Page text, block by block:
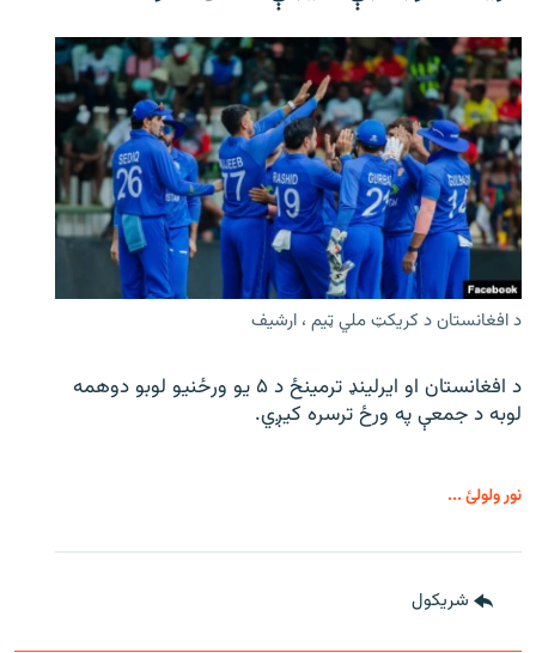
د افغانستان د کریکټ ملي ټیم ، ارشیف
د افغانستان او ایرلینډ ترمینځ د ۵ یو ورځنیو لوبو دوهمه
لوبه د جمعې په ورځ ترسره کیږي.
نور ولولئ ...
شريکول